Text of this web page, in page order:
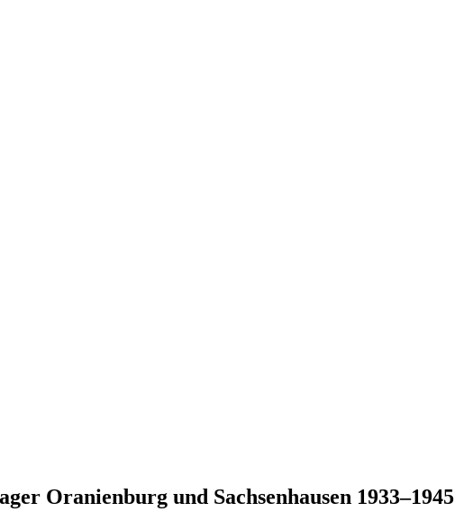
Oranienburg und Sachsenhausen 1933–1945